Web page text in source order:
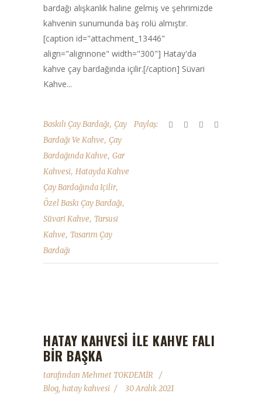
bardağı alışkanlık haline gelmiş ve şehrimizde
kahvenin sunumunda baş rolü almıştır.
[caption id="attachment_13446"
align="alignnone" width="300"] Hatay'da
kahve çay bardağında içilir.[/caption] Süvari
Kahve...
Baskılı Çay Bardağı, Çay
Bardağı Ve Kahve, Çay
Bardağında Kahve, Gar
Kahvesi, Hatayda Kahve
Çay Bardağında Içilir,
Özel Baskı Çay Bardağı,
Süvari Kahve, Tarsusi
Kahve, Tasarım Çay
Bardağı
Paylaş:
HATAY KAHVESI ILE KAHVE FALI
BIR BAŞKA
tarafındanMehmet TOKDEMİR
Blog, hatay kahvesi 30 Aralık 2021